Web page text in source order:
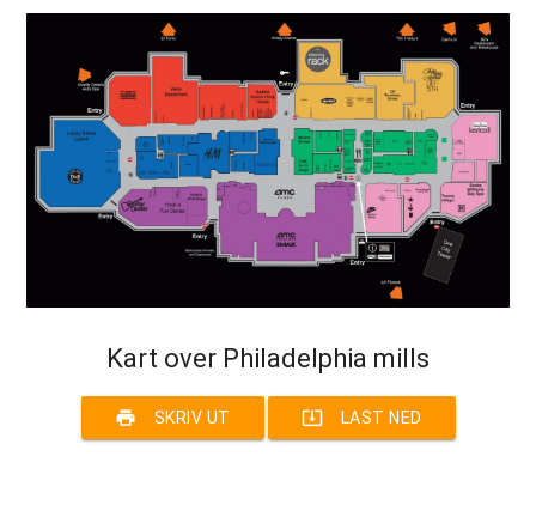
Kart over Philadelphia mills
print SKRIV UT system_update_alt LAST NED